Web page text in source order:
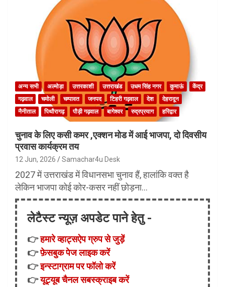
अन्य सभी अल्मोड़ा उत्तरकाशी उत्तराखंड उधम सिंह नगर कुमाऊं
केंद्र
गढ़वाल
चमोली चम्पावत जनपद टिहरी गढ़वाल देश
देहरादून
नैनीताल
पिथौरागढ़ पौड़ी गढ़वाल बागेश्वर रुद्रप्रयाग हरिद्वार
चुनाव के लिए कसी कमर ,एक्शन मोड में आई भाजपा, दो दिवसीय
प्रवास कार्यक्रम तय
12 Jun, 2026 Samachar4u Desk
2027 में उत्तराखंड में विधानसभा चुनाव हैं, हालांकि वक्त है
लेकिन भाजपा कोई कोर-कसर नहीं छोड़ना…
लेटैस्ट न्यूज़ अपडेट पाने हेतु -
👉हमारे व्हाट्सऐप ग्रुप से जुड़ें
👉फ़ेसबुक पेज लाइक करें
👉इन्स्टाग्राम पर फॉलो करें
👉यूट्यूब चैनल सबस्क्राइब करें